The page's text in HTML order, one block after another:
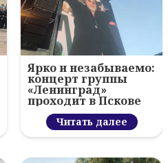
Ярко и незабываемо:
концерт группы
«Ленинград»
проходит в Пскове
Читать далее